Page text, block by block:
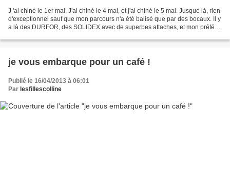
J 'ai chiné le 1er mai, J'ai chiné le 4 mai, et j'ai chiné le 5 mai. Jusque là, rien
d'exceptionnel sauf que mon parcours n'a été balisé que par des bocaux. Il y
a là des DURFOR, des SOLIDEX avec de superbes attaches, et mon préféré
je vous embarque pour un café !
Publié le 16/04/2013 à 06:01
Par lesfillescolline